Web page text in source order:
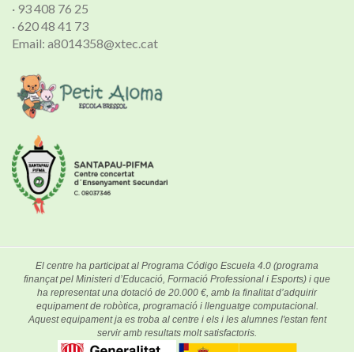
· 93 408 76 25
· 620 48 41 73
Email: a8014358@xtec.cat
El centre ha participat al Programa Código Escuela 4.0 (programa
finançat pel Ministeri d’Educació, Formació Professional i Esports) i que
ha representat una dotació de 20.000 €, amb la finalitat d’adquirir
equipament de robòtica, programació i llenguatge computacional.
Aquest equipament ja es troba al centre i els i les alumnes l'estan fent
servir amb resultats molt satisfactoris.